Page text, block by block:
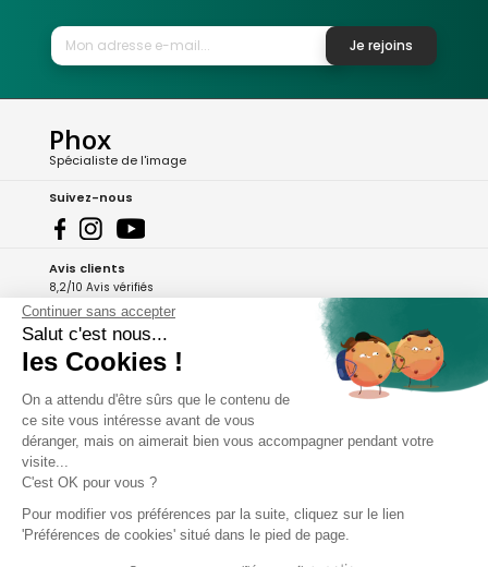
Je rejoins
Phox
Spécialiste de l'image
Suivez-nous
Avis clients
8,2/10 Avis vérifiés
L'Appli Phox
A propos de Phox
Services et garanties
Continuer sans accepter
Salut c'est nous...
les Cookies !
On a attendu d'être sûrs que le contenu de
ce site vous intéresse avant de vous
déranger, mais on aimerait bien vous accompagner pendant votre
visite...
C'est OK pour vous ?
Pour modifier vos préférences par la suite, cliquez sur le lien
'Préférences de cookies' situé dans le pied de page.